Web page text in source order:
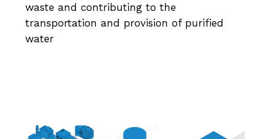
waste and contributing to the
transportation and provision of purified
water